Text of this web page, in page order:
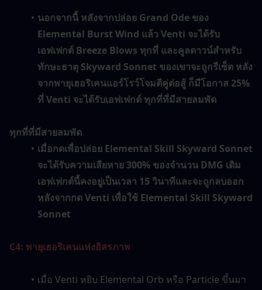
นอกจากนี้ หลังจากปล่อย Grand Ode ของ
Elemental Burst Wind แล้ว Venti จะได้รับ
เอฟเฟกต์ Breeze Blows ทุกที่ และคูลดาวน์สำหรับ
ทักษะธาตุ Skyward Sonnet ของเขาจะถูกรีเซ็ต หลัง
จากพายุเฮอริเคนแอร์โรว์โจมตีคู่ต่อสู้ ก็มีโอกาส 25%
ที่ Venti จะได้รับเอฟเฟกต์ ทุกที่ที่มีสายลมพัด
ทุกที่ที่มีสายลมพัด
เมื่อกดเพื่อปล่อย Elemental Skill Skyward Sonnet
จะได้รับความเสียหาย 300% ของจำนวน DMG เดิม
เอฟเฟกต์นี้คงอยู่เป็นเวลา 15 วินาทีและจะถูกลบออก
หลังจากกด Venti เพื่อใช้ Elemental Skill Skyward
Sonnet
C4: พายุเฮอริเคนแห่งอิสรภาพ
เมื่อ Venti หยิบ Elemental Orb หรือ Particle ขึ้นมา